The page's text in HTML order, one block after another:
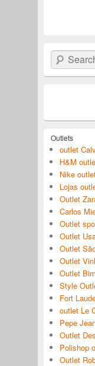
Search
Outlets
outlet
H&M
Nike
Lojas
Outlet
Carlos
Outlet
Outlet
Outlet
Outlet
Outlet
Style
Fort
outlet Le
Pepe
Outlet
Polishop
Outlet